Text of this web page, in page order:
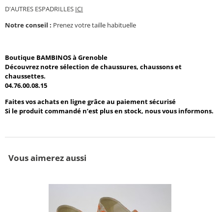
D'AUTRES ESPADRILLES ICI
Notre conseil : Prenez votre taille habituelle
Boutique BAMBINOS à Grenoble
Découvrez notre sélection de chaussures, chaussons et
chaussettes.
04.76.00.08.15
Faites vos achats en ligne grâce au paiement sécurisé
Si le produit commandé n’est plus en stock, nous vous informons.
Vous aimerez aussi